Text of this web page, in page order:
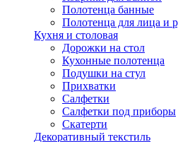
Полотенца банные
Полотенца для лица и
Кухня и столовая
Дорожки на стол
Кухонные полотенца
Подушки на стул
Прихватки
Салфетки
Салфетки под приборы
Скатерти
Декоративный текстиль